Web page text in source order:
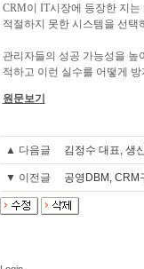
CRM이 IT시장에 등장한 지
적절하지 못한 시스템을 선택
관리자들의 성공 가능성을 높
적하고 이런 실수를 어떻게
원문보기
▲ 다음글 김정수 대표, 생
▼ 이전글 공영DBM, CRM